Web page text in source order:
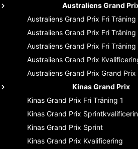
Australiens Grand
Australiens Grand Prix Fri Träning
Australiens Grand Prix Fri Träning
Australiens Grand Prix Fri Träning
Australiens Grand Prix
Australiens Grand Prix Grand Prix
Kinas Grand Prix
Kinas Grand Prix Fri Träning 1
Kinas Grand Prix
Kinas Grand Prix Sprint
Kinas Grand Prix Kvalificering